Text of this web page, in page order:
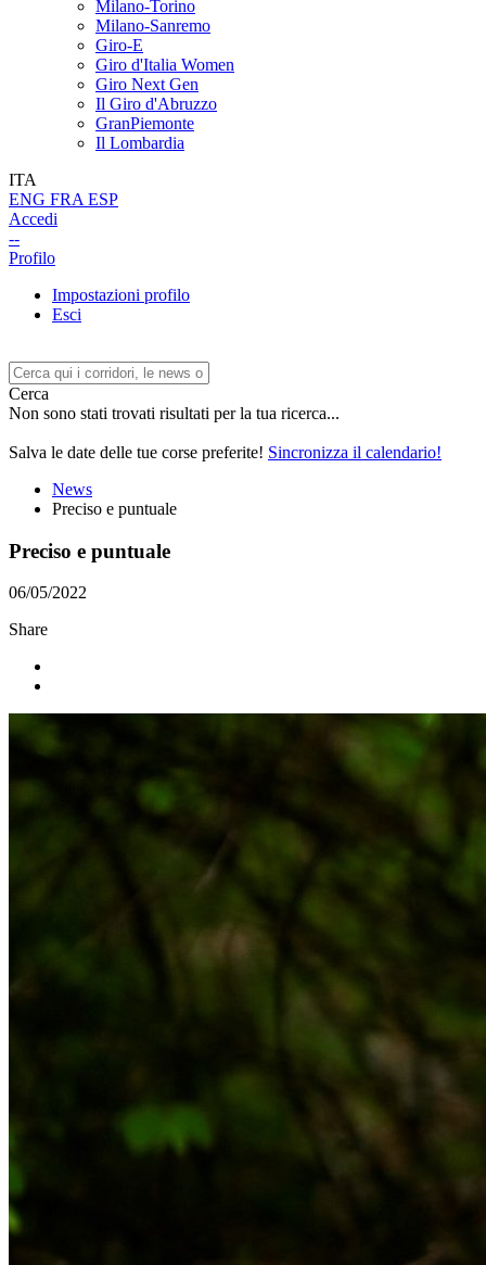
Milano-Torino
Milano-Sanremo
Giro-E
Giro d'Italia Women
Giro Next Gen
Il Giro d'Abruzzo
GranPiemonte
Il Lombardia
ITA
ENG FRA ESP
Accedi
--
Profilo
Impostazioni profilo
Esci
Cerca
Non sono stati trovati risultati per la tua ricerca...
Salva le date delle tue corse preferite! Sincronizza il calendario!
News
Preciso e puntuale
Preciso e puntuale
06/05/2022
Share